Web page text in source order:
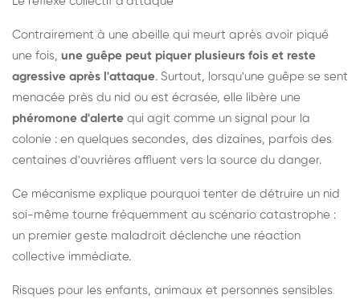
Contrairement à une abeille qui meurt après avoir piqué
une fois, une guêpe peut piquer plusieurs fois et reste
agressive après l'attaque. Surtout, lorsqu'une guêpe se sent
menacée près du nid ou est écrasée, elle libère une
phéromone d'alerte qui agit comme un signal pour la
colonie : en quelques secondes, des dizaines, parfois des
centaines d'ouvrières affluent vers la source du danger.
Ce mécanisme explique pourquoi tenter de détruire un nid
soi-même tourne fréquemment au scénario catastrophe :
un premier geste maladroit déclenche une réaction
collective immédiate.
Risques pour les enfants, animaux et personnes sensibles